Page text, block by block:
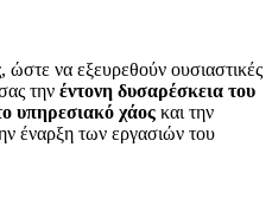
να εξευρεθούν ουσιαστικές
την έντονη δυσαρέσκεια του
υπηρεσιακό χάος και την
έναρξη των εργασιών του